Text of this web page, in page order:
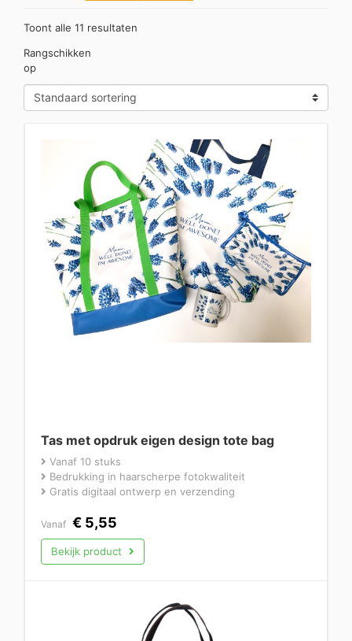
Toont alle 11 resultaten
Rangschikken
op
Tas met opdruk eigen design tote bag
Vanaf 10 stuks
Bedrukking in haarscherpe fotokwaliteit
Gratis digitaal ontwerp en verzending
Vanaf € 5,55
Bekijk product